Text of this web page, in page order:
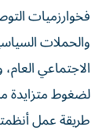
فخوارزميات
والحملات
الاجتماعي
لضغوط متزايدة
طريقة عمل